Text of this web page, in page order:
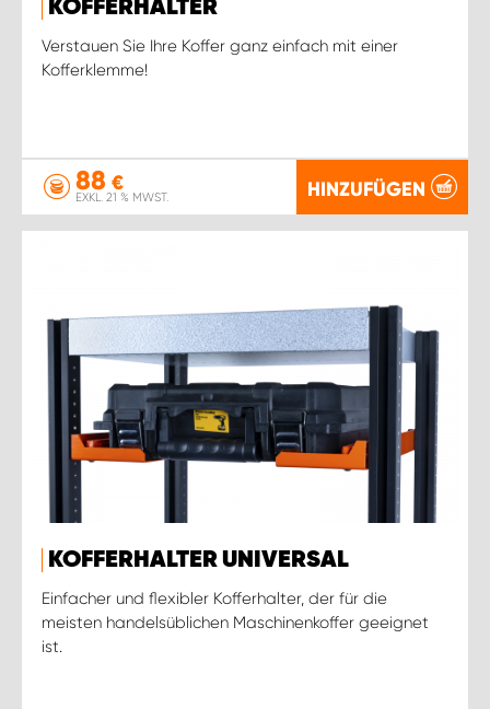
KOFFERHALTER
Verstauen Sie Ihre Koffer ganz einfach mit einer
Kofferklemme!
88 €
EXKL. 21 % MWST. HINZUFÜGEN
KOFFERHALTER UNIVERSAL
Einfacher und flexibler Kofferhalter, der für die
meisten handelsüblichen Maschinenkoffer geeignet
ist.